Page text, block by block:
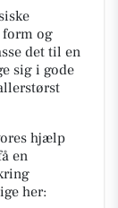
form og
det til en
sig i gode
hjælp
en
her: